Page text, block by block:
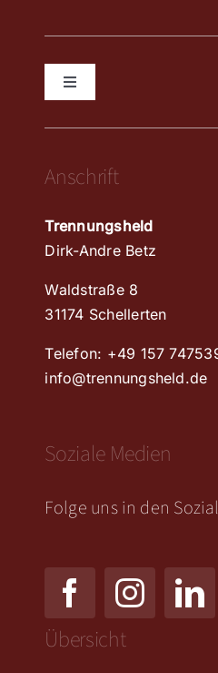
Toggle
KONTAKT
IMPRESSUM
DATENSCHUTZERKLÄRUNG
RICHTLINIE FÜR
Anschrift
Trennungsheld
Dirk-Andre Betz
Waldstraße 8
31174 Schellerten
Telefon: +49 157
info@trennungsheld.de
Soziale Medien
Folge uns in den
Übersicht